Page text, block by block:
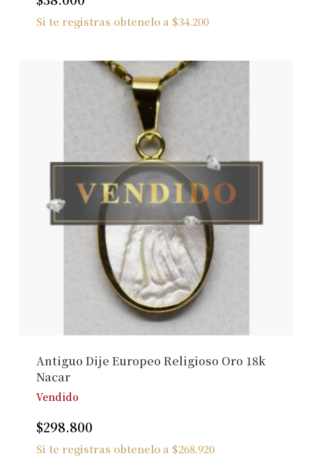
Si te registras obtenelo a $34.200
Antiguo Dije Europeo Religioso Oro 18k
Nacar
Vendido
$298.800
Si te registras obtenelo a $268.920